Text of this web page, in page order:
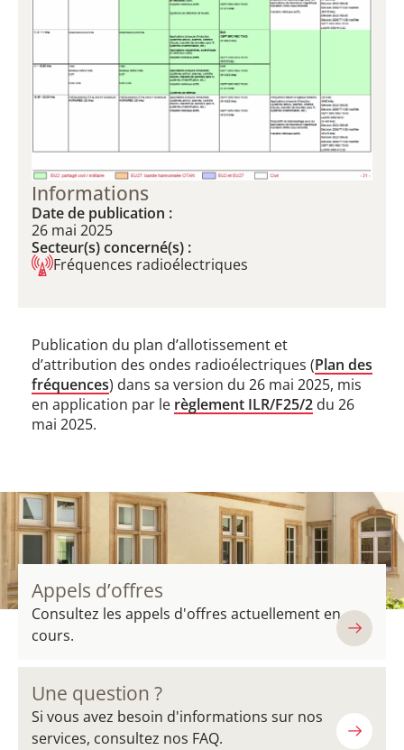
Informations
Date de publication :
26 mai 2025
Secteur(s) concerné(s) :
Fréquences radioélectriques
Publication du plan d’allotissement et
d’attribution des ondes radioélectriques (Plan des
fréquences) dans sa version du 26 mai 2025, mis
en application par le règlement ILR/F25/2 du 26
mai 2025.
Appels d’offres
Consultez les appels d'offres actuellement en
cours.
Une question ?
Si vous avez besoin d'informations sur nos
services, consultez nos FAQ.